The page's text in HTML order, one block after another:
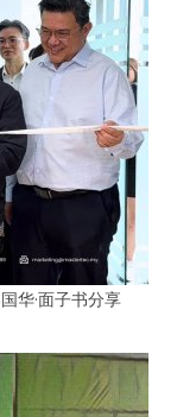
华·面子书分享